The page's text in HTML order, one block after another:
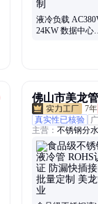
液冷负载
24KW 数据中心
佛山市美龙
7年
真实性已核验
主营： 不锈钢分
冷管、304不锈
液冷管、不锈钢
统液冷管道、不